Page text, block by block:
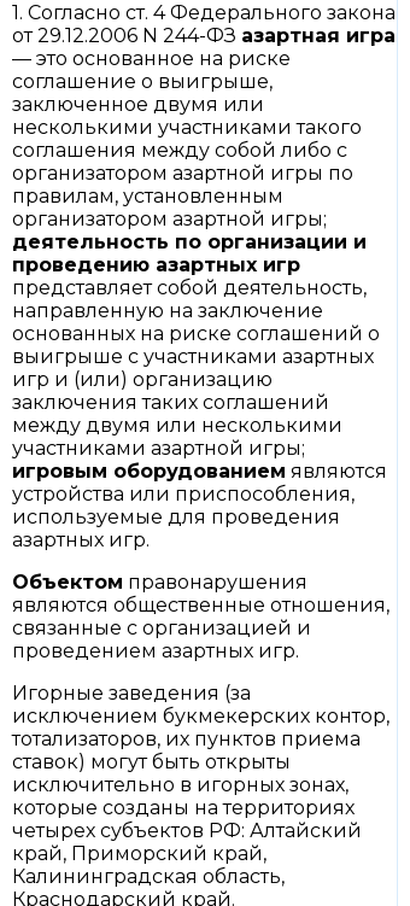
1. Согласно ст. 4 Федерального закона
от 29.12.2006 N 244-ФЗ азартная игра
— это основанное на риске
соглашение о выигрыше,
заключенное двумя или
несколькими участниками такого
соглашения между собой либо с
организатором азартной игры по
правилам, установленным
организатором азартной игры;
деятельность по организации и
проведению азартных игр
представляет собой деятельность,
направленную на заключение
основанных на риске соглашений о
выигрыше с участниками азартных
игр и (или) организацию
заключения таких соглашений
между двумя или несколькими
участниками азартной игры;
игровым оборудованием являются
устройства или приспособления,
используемые для проведения
азартных игр.
Объектом правонарушения
являются общественные отношения,
связанные с организацией и
проведением азартных игр.
Игорные заведения (за
исключением букмекерских контор,
тотализаторов, их пунктов приема
ставок) могут быть открыты
исключительно в игорных зонах,
которые созданы на территориях
четырех субъектов РФ: Алтайский
край, Приморский край,
Калининградская область,
Краснодарский край.